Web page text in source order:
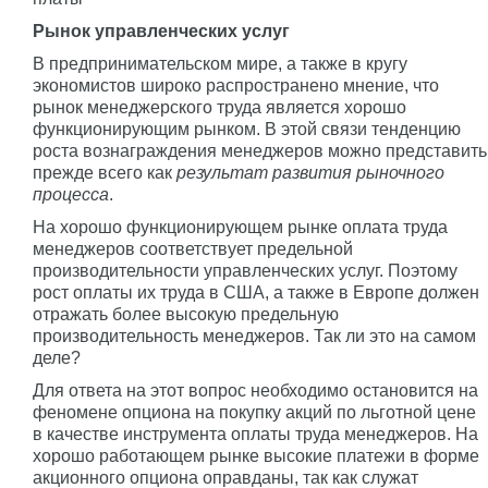
Рынок управленческих услуг
В предпринимательском мире, а также в кругу
экономистов широко распространено мнение, что
рынок менеджерского труда является хорошо
функционирующим рынком. В этой связи тенденцию
роста вознаграждения менеджеров можно представить
прежде всего как результат развития рыночного
процесса.
На хорошо функционирующем рынке оплата труда
менеджеров соответствует предельной
производительности управленческих услуг. Поэтому
рост оплаты их труда в США, а также в Европе должен
отражать более высокую предельную
производительность менеджеров. Так ли это на самом
деле?
Для ответа на этот вопрос необходимо остановится на
феномене опциона на покупку акций по льготной цене
в качестве инструмента оплаты труда менеджеров. На
хорошо работающем рынке высокие платежи в форме
акционного опциона оправданы, так как служат